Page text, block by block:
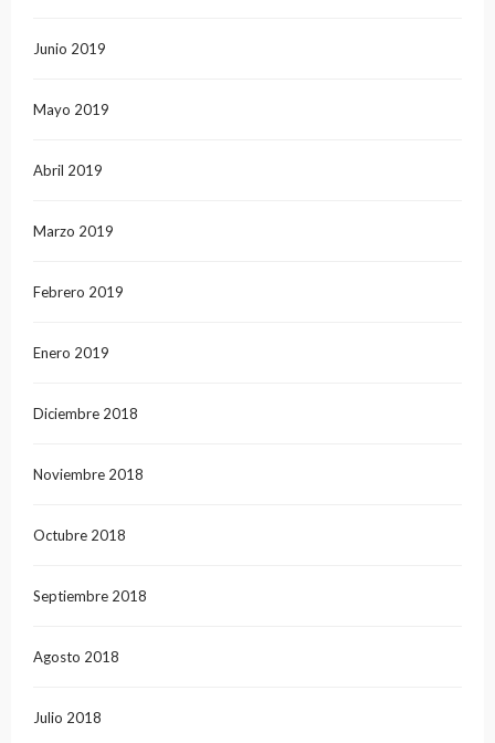
Junio 2019
Mayo 2019
Abril 2019
Marzo 2019
Febrero 2019
Enero 2019
Diciembre 2018
Noviembre 2018
Octubre 2018
Septiembre 2018
Agosto 2018
Julio 2018